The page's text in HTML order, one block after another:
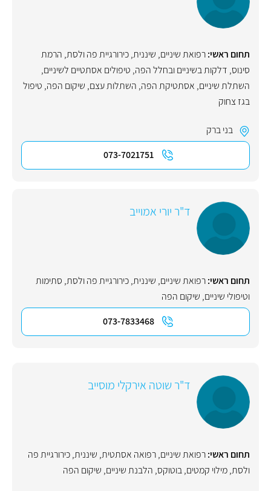
תחום ראשי:רפואת שיניים, שיננית,כירורגיית פה ולסת, הרמת
סינוס, דלקות בשיניים ובחלל הפה, טיפולים אסתטיים לשיניים,
השתלת שיניים, אסתטיקת הפה, השתלות עצם, שיקום הפה, טיפול
בגז צחוק
בני ברק
073-7021751
ד"ר יורי אמוייב
תחום ראשי:רפואת שיניים, שיננית,כירורגיית פה ולסת, סתימות
וטיפולי שיניים, שיקום הפה
073-7833468
ד"ר שוטה אירקלי מוסייב
תחום ראשי:רפואת שיניים,רפואה אסתטית, שיננית,כירורגיית פה
ולסת,מילוי קמטים,בוטוקס, הלבנת שיניים, שיקום הפה